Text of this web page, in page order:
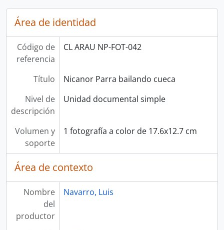
Área de identidad
Código de
referencia
CL ARAU NP-FOT-042
Título
Nicanor Parra bailando cueca
Nivel de
descripción
Unidad documental simple
Volumen y
soporte
1 fotografía a color de 17.6x12.7 cm
Área de contexto
Nombre
del
productor
Navarro, Luis